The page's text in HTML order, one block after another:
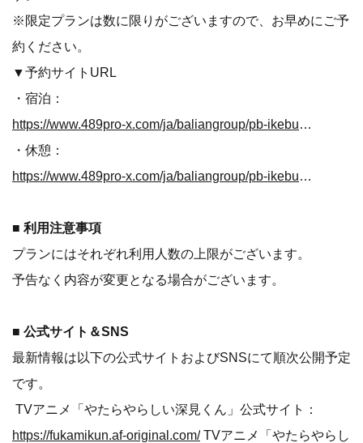
※限定プランは数に限りがございますので、お早めにご予
約ください。
▼予約サイトURL
・宿泊：
https://www.489pro-x.com/ja/baliangroup/pb-ikebukuro/search/?path=fukamikun
・休憩：
https://www.489pro-x.com/ja/baliangroup/pb-ikebukuro/search/?path=fukamikun&nights=0
■ 利用注意事項
プランにはそれぞれ利用人数の上限がございます。
予告なく内容が変更となる場合がございます。
■ 公式サイト＆SNS
最新情報は以下の公式サイトおよびSNSにて順次公開予定
です。
TVアニメ「やたらやらしい深見くん」公式サイト：
https://fukamikun.af-original.com/ TVアニメ「やたらやらし